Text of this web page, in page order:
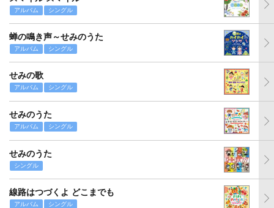
アルバム シングル
蝉の鳴き声～せみのうた
アルバム シングル
せみの歌
アルバム シングル
せみのうた
アルバム シングル
せみのうた
シングル
線路はつづくよ どこまでも
アルバム シングル